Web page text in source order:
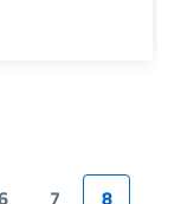
7
8